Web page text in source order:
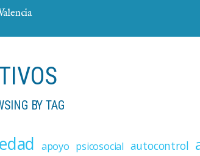
BY TAG
apoyo psicosocial autocontrol